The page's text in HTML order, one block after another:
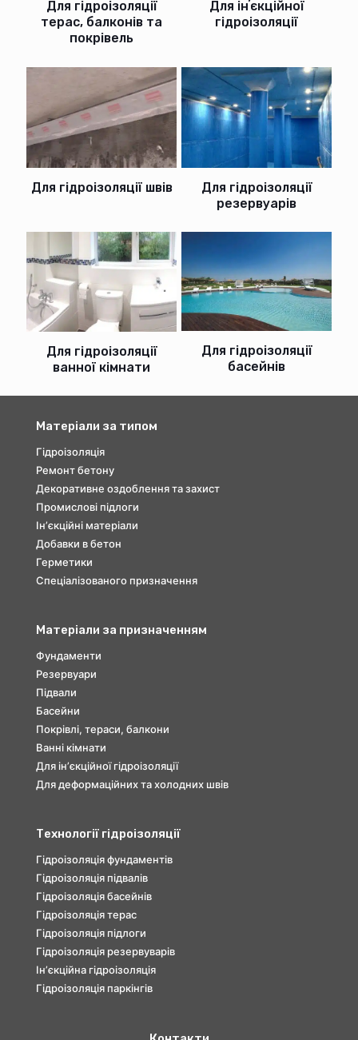
Для гідроізоляції
терас, балконів та
покрівель
Для інʼєкційної
гідроізоляції
Для гідроізоляції швів
Для гідроізоляції
резервуарів
Для гідроізоляції
ванної кімнати
Для гідроізоляції
басейнів
Матеріали за типом
Гідроізоляція
Ремонт бетону
Декоративне оздоблення та захист
Промислові підлоги
Інʼєкційні матеріали
Добавки в бетон
Герметики
Спеціалізованого призначення
Матеріали за призначенням
Фундаменти
Резервуари
Підвали
Басейни
Покрівлі, тераси, балкони
Ванні кімнати
Для інʼєкційної гідроізоляції
Для деформаційних та холодних швів
Технології гідроізоляції
Гідроізоляція фундаментів
Гідроізоляція підвалів
Гідроізоляція басейнів
Гідроізоляція терас
Гідроізоляція підлоги
Гідроізоляція резервуварів
Інʼєкційна гідроізоляція
Гідроізоляція паркінгів